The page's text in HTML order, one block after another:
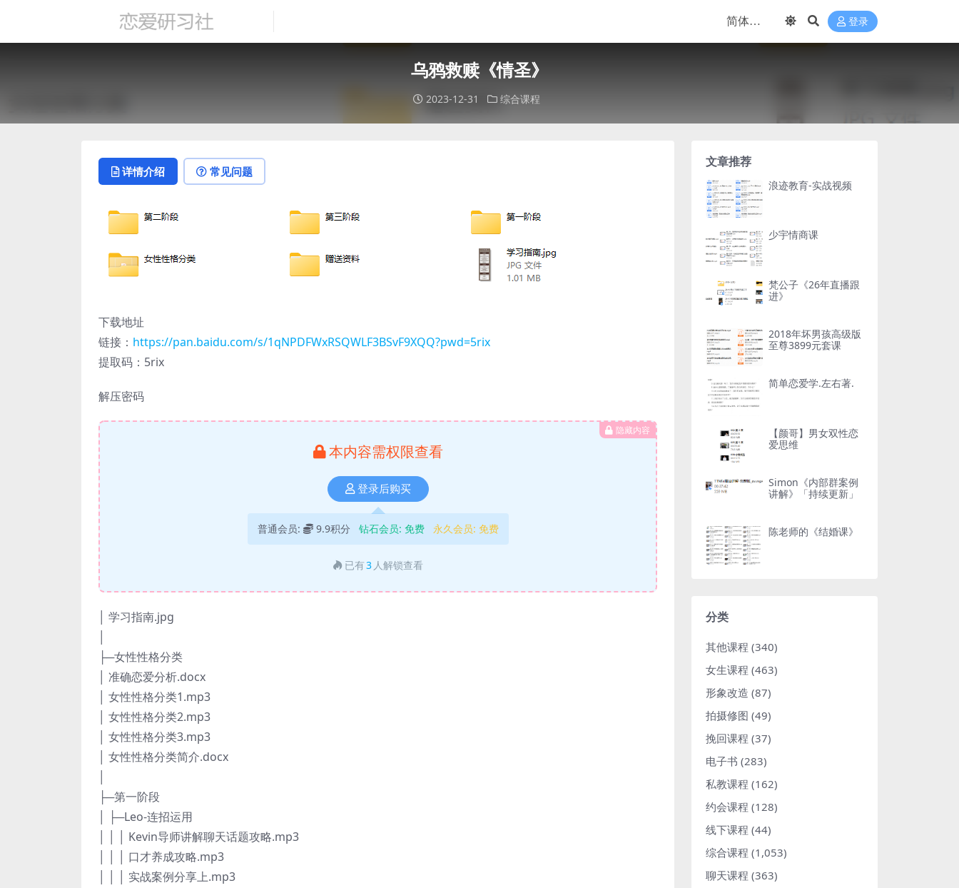
登录
乌鸦救赎《情圣》
2023-12-31 综合课程
详情介绍 常见问题
下载地址
链接： https://pan.baidu.com/s/1qNPDFWxRSQWLF3BSvF9XQQ?pwd=5rix
提取码：5rix
解压密码
隐藏内容
本内容需权限查看
登录后购买
普通会员: 9.9积分 钻石会员: 免费 永久会员: 免费
已有3 人解锁查看
│ 学习指南.jpg
├─女性性格分类
│ 准确恋爱分析.docx
│ 女性性格分类1.mp3
│ 女性性格分类2.mp3
│ 女性性格分类3.mp3
│ 女性性格分类简介.docx
├─第一阶段
│ ├─Leo-连招运用
│ │ │ Kevin导师讲解聊天话题攻略.mp3
│ │ │ 口才养成攻略.mp3
│ │ │ 实战案例分享上.mp3
文章推荐
浪迹教育-实战视频
少宇情商课
梵公子《26年直播跟
进》
2018年坏男孩高级版
至尊3899元套课
简单恋爱学.左右著.
【颜哥】男女双性恋
爱思维
Simon《内部群案例
讲解》「持续更新」
陈老师的《结婚课》
分类
其他课程 (340)
女生课程 (463)
形象改造 (87)
拍摄修图 (49)
挽回课程 (37)
电子书 (283)
私教课程 (162)
约会课程 (128)
线下课程 (44)
综合课程 (1,053)
聊天课程 (363)